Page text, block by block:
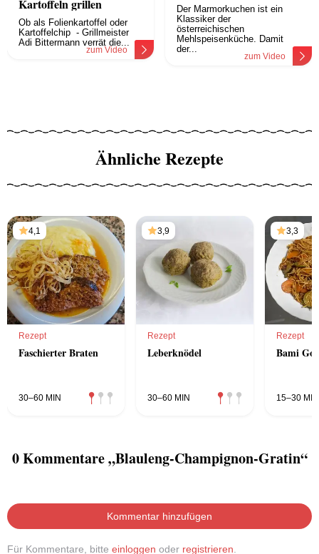
Kartoffeln grillen
Ob als Folienkartoffel oder
Kartoffelchip - Grillmeister
Adi Bittermann verrät die...
zum Video
Der Marmorkuchen ist ein
Klassiker der
österreichischen
Mehlspeisenküche. Damit
der...
zum Video
Ähnliche Rezepte
4,1
Rezept
Faschierter Braten
30–60 MIN
3,9
Rezept
Leberknödel
30–60 MIN
3,3
Rezept
Bami
15–30 MIN
0 Kommentare „Blauleng-Champignon-Gratin“
Kommentar hinzufügen
Für Kommentare, bitte einloggen oder registrieren.